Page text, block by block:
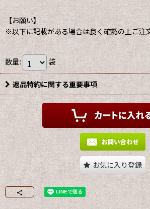
【お願い】
※以下に記載がある場合は良く確認の上ご注
数量: 袋
返品特約に関する重要事項
お気に入り登録